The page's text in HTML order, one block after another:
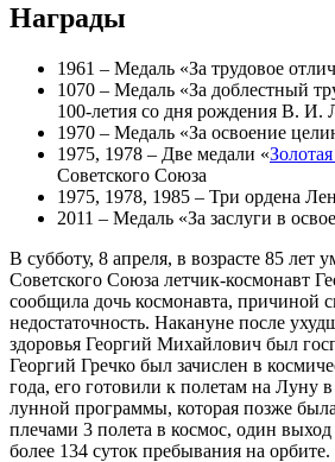
Награды
1961 – Медаль «За трудовое
1070 – Медаль «За доблестный
100-летия со дня рождения В. И.
1970 – Медаль «За освоение
1975, 1978 – Две медали «
Советского Союза
1975, 1978, 1985 – Три ордена
2011 – Медаль «За заслуги в
В субботу, 8 апреля, в возрасте 85 лет
Советского Союза летчик-космонавт
сообщила дочь космонавта, причиной
недостаточность. Накануне после
здоровья Георгий Михайлович был
Георгий Гречко был зачислен в
года, его готовили к полетам на Луну
лунной программы, которая позже
плечами 3 полета в космос, один
более 134 суток пребывания на орбите.